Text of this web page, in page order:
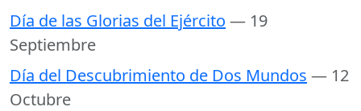
Día de las Glorias del Ejército — 19
Septiembre
Día del Descubrimiento de Dos Mundos — 12
Octubre